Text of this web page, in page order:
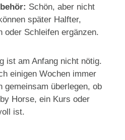
Schön, aber nicht
später Halfter,
oder Schleifen ergänzen.
ist am Anfang nicht nötig.
einigen Wochen immer
gemeinsam überlegen, ob
Horse, ein Kurs oder
ist.